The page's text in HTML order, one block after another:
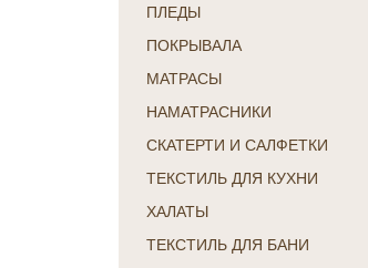
ПЛЕДЫ
ПОКРЫВАЛА
МАТРАСЫ
НАМАТРАСНИКИ
СКАТЕРТИ И САЛФЕТКИ
ТЕКСТИЛЬ ДЛЯ КУХНИ
ХАЛАТЫ
ТЕКСТИЛЬ ДЛЯ БАНИ